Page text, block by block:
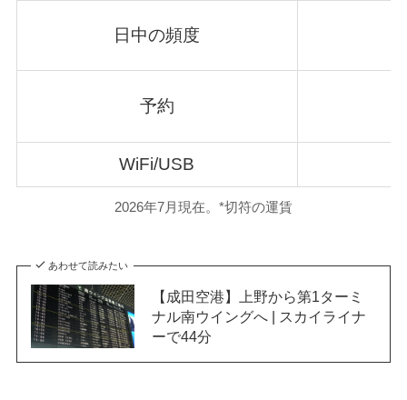
日中の頻度
予約
WiFi/USB
2026年7月現在。*切符の運賃
あわせて読みたい
【成田空港】上野から第1ターミ
ナル南ウイングへ | スカイライナ
ーで44分